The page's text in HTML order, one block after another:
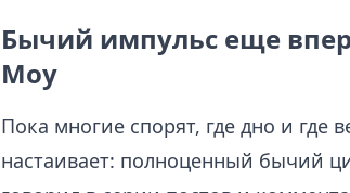
Бычий импульс еще
Моу
Пока многие спорят, где дно и где
настаивает: полноценный бычий